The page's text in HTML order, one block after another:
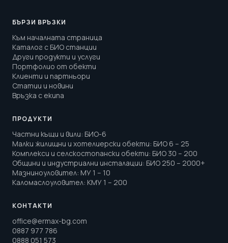
БЪРЗИ ВРЪЗКИ
Към началната страница
Каталог с БИО станции
Други продукти и услуги
Портфолио от обекти
Клиенти и партньори
Статии и новини
Връзка с екипа
ПРОДУКТИ
Частни къщи и вили: БИО-6
Малки жилищни и хотелиерски обекти: БИО 6 – 25
Комплекси и селскостопански обекти: БИО 30 – 200
Общини и индустриални инсталации: БИО 250 – 2000+
Мазниноуловител: МУ 1 – 10
Каломаслоуловител: КМУ 1 – 200
КОНТАКТИ
office@ermax-bg.com
0887 977 786
0888 051 573